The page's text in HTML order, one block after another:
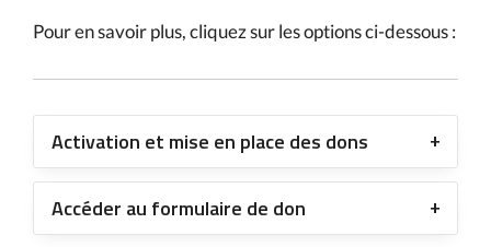
Pour en savoir plus, cliquez sur les options ci-dessous :
Activation et mise en place des dons
Accéder au formulaire de don